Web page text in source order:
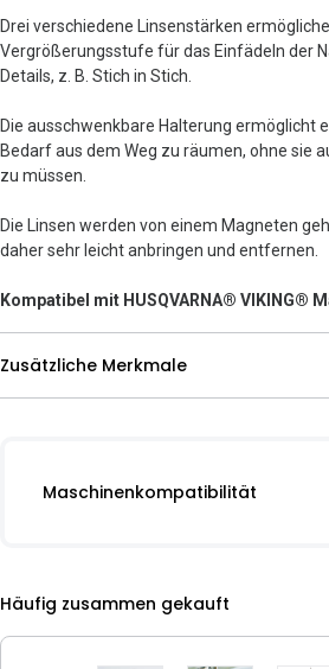
Drei verschiedene Linsenstärken
Vergrößerungsstufe für das Einfädeln der
Details, z. B. Stich in Stich.
Die ausschwenkbare Halterung ermöglicht
Bedarf aus dem Weg zu räumen, ohne sie
zu müssen.
Die Linsen werden von einem Magneten
daher sehr leicht anbringen und entfernen.
Kompatibel mit HUSQVARNA® VIKING®
Zusätzliche Merkmale
Maschinenkompatibilität
Häufig zusammen gekauft